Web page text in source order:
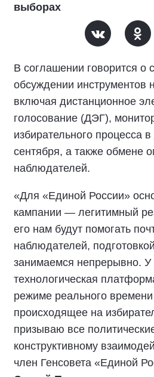
выборах
В соглашении говорится о
обсуждении инструментов
включая дистанционное
голосование (ДЭГ),
избирательного процесса
сентября, а также обмене
наблюдателей.
«Для «Единой России»
кампании — легитимный
его нам будут помогать
наблюдателей,
занимаемся непрерывно. У
технологическая
режиме реального
происходящее на
призываю все
конструктивному
член Генсовета «Единой